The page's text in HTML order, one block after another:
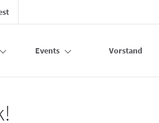
Events Vorstand